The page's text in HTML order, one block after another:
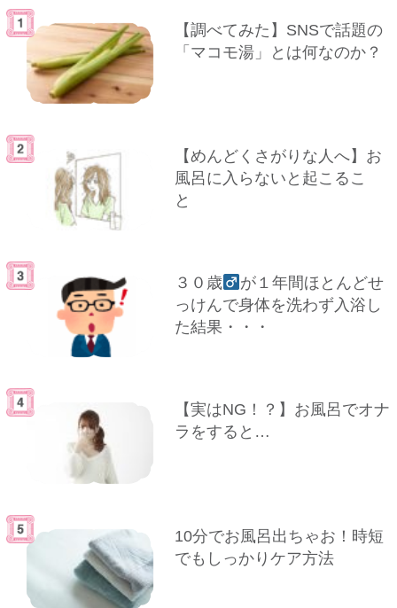
【調べてみた】SNSで話題の
「マコモ湯」とは何なのか？
【めんどくさがりな人へ】お
風呂に入らないと起こるこ
と
３０歳
が１年間ほとんどせ
っけんで身体を洗わず入浴し
た結果・・・
【実はNG！？】お風呂でオナ
ラをすると…
10分でお風呂出ちゃお！時短
でもしっかりケア方法